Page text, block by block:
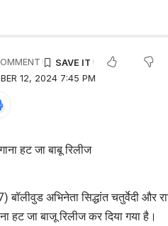
12, 2024 7:45 PM
बॉलीवुड अभिनेता सिद्धांत चतुर्वेदी
हट जा बाजू रिलीज कर दिया गया है।